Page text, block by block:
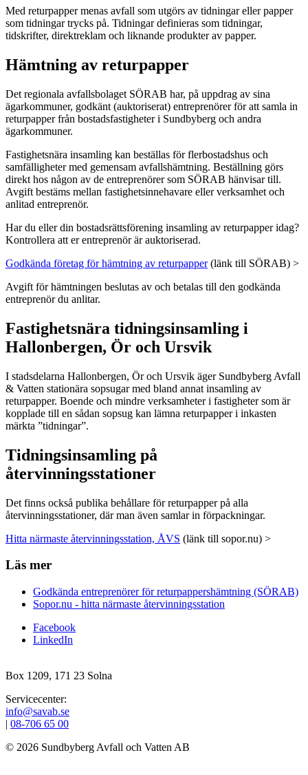
Med returpapper menas avfall som utgörs av tidningar eller papper
som tidningar trycks på. Tidningar definieras som tidningar,
tidskrifter, direktreklam och liknande produkter av papper.
Hämtning av returpapper
Det regionala avfallsbolaget SÖRAB har, på uppdrag av sina
ägarkommuner, godkänt (auktoriserat) entreprenörer för att samla in
returpapper från bostadsfastigheter i Sundbyberg och andra
ägarkommuner.
Fastighetsnära insamling kan beställas för flerbostadshus och
samfälligheter med gemensam avfallshämtning. Beställning görs
direkt hos någon av de entreprenörer som SÖRAB hänvisar till.
Avgift bestäms mellan fastighetsinnehavare eller verksamhet och
anlitad entreprenör.
Har du eller din bostadsrättsförening insamling av returpapper idag?
Kontrollera att er entreprenör är auktoriserad.
Godkända företag för hämtning av returpapper(länk till SÖRAB) >
Avgift för hämtningen beslutas av och betalas till den godkända
entreprenör du anlitar.
Fastighetsnära tidningsinsamling i
Hallonbergen, Ör och Ursvik
I stadsdelarna Hallonbergen, Ör och Ursvik äger Sundbyberg Avfall
& Vatten stationära sopsugar med bland annat insamling av
returpapper. Boende och mindre verksamheter i fastigheter som är
kopplade till en sådan sopsug kan lämna returpapper i inkasten
märkta ”tidningar”.
Tidningsinsamling på
återvinningsstationer
Det finns också publika behållare för returpapper på alla
återvinningsstationer, där man även samlar in förpackningar.
Hitta närmaste återvinningsstation, ÅVS (länk till sopor.nu) >
Läs mer
Godkända entreprenörer för returpappershämtning (SÖRAB)
Sopor.nu - hitta närmaste återvinningsstation
Facebook
LinkedIn
Box 1209, 171 23 Solna
Servicecenter:
info@savab.se
| 08‑706 65 00
© 2026 Sundbyberg Avfall och Vatten AB